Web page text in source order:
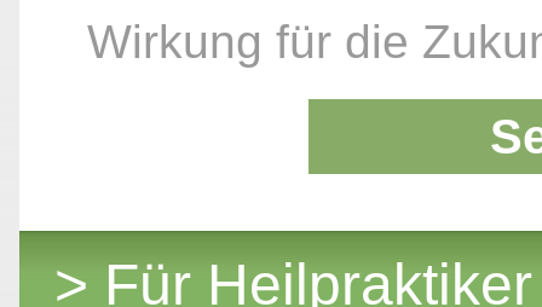
Wirkung für die
> Für